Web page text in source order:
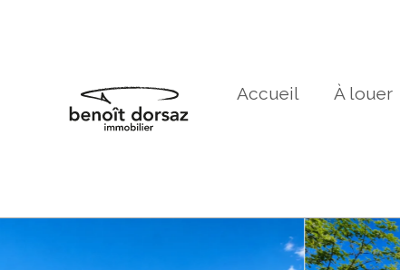
Accueil À louer